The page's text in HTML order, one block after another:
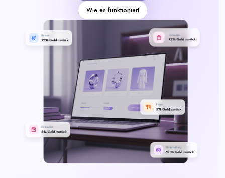
Wie es funktioniert